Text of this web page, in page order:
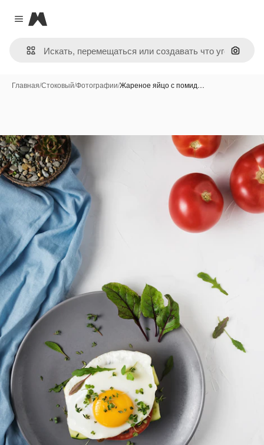
Close menu
Magnific
Поиск
Главная/Стоковый/Фотографии/Жареное яйцо с помид…